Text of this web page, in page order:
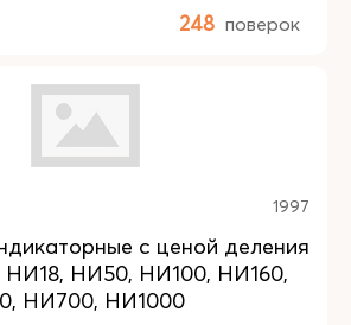
248 поверок
1997
с ценой деления
НИ18, НИ50, НИ100, НИ160,
НИ700, НИ1000